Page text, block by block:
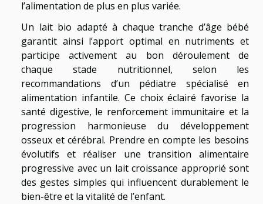
l’alimentation de plus en plus variée.
Un lait bio adapté à chaque tranche d’âge bébé
garantit ainsi l’apport optimal en nutriments et
participe activement au bon déroulement de
chaque stade nutritionnel, selon les
recommandations d’un pédiatre spécialisé en
alimentation infantile. Ce choix éclairé favorise la
santé digestive, le renforcement immunitaire et la
progression harmonieuse du développement
osseux et cérébral. Prendre en compte les besoins
évolutifs et réaliser une transition alimentaire
progressive avec un lait croissance approprié sont
des gestes simples qui influencent durablement le
bien-être et la vitalité de l’enfant.